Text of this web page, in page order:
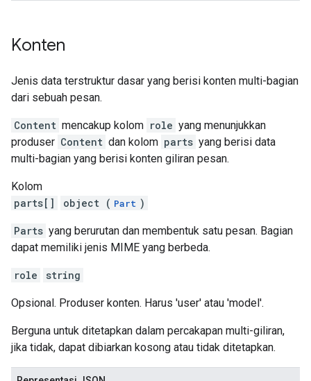
Konten
Jenis data terstruktur dasar yang berisi konten multi-bagian
dari sebuah pesan.
Content mencakup kolom role yang menunjukkan
produser Content dan kolom parts yang berisi data
multi-bagian yang berisi konten giliran pesan.
Kolom
parts[]
object ( Part )
Parts yang berurutan dan membentuk satu pesan. Bagian
dapat memiliki jenis MIME yang berbeda.
role string
Opsional. Produser konten. Harus 'user' atau 'model'.
Berguna untuk ditetapkan dalam percakapan multi-giliran,
jika tidak, dapat dibiarkan kosong atau tidak ditetapkan.